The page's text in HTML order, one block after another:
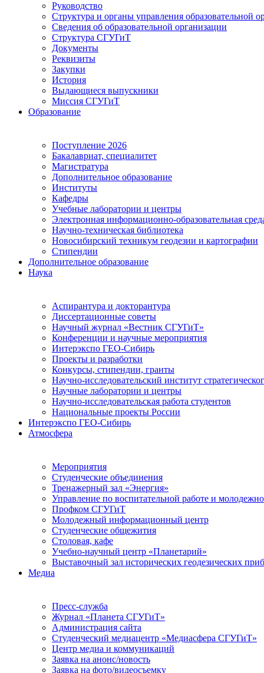
Руководство
Структура и органы управления образовательной
Сведения об образовательной организации
Структура СГУГиТ
Документы
Реквизиты
Закупки
История
Выдающиеся выпускники
Миссия СГУГиТ
Образование
Поступление 2026
Бакалавриат, специалитет
Магистратура
Дополнительное образование
Институты
Кафедры
Учебные лаборатории и центры
Электронная информационно-образовательная
Научно-техническая библиотека
Новосибирский техникум геодезии и картографии
Стипендии
Дополнительное образование
Наука
Аспирантура и докторантура
Диссертационные советы
Научный журнал «Вестник СГУГиТ»
Конференции и научные мероприятия
Интерэкспо ГЕО-Сибирь
Проекты и разработки
Конкурсы, стипендии, гранты
Научно-исследовательский институт
Научные лаборатории и центры
Научно-исследовательская работа студентов
Национальные проекты России
Интерэкспо ГЕО-Сибирь
Атмосфера
Мероприятия
Студенческие объединения
Тренажерный зал «Энергия»
Управление по воспитательной работе и
Профком СГУГиТ
Молодежный информационный центр
Студенческие общежития
Столовая, кафе
Учебно-научный центр «Планетарий»
Выставочный зал исторических геодезических
Медиа
Пресс-служба
Журнал «Планета СГУГиТ»
Администрация сайта
Студенческий медиацентр «Медиасфера СГУГиТ»
Центр медиа и коммуникаций
Заявка на анонс/новость
Заявка на фото/видеосъемку